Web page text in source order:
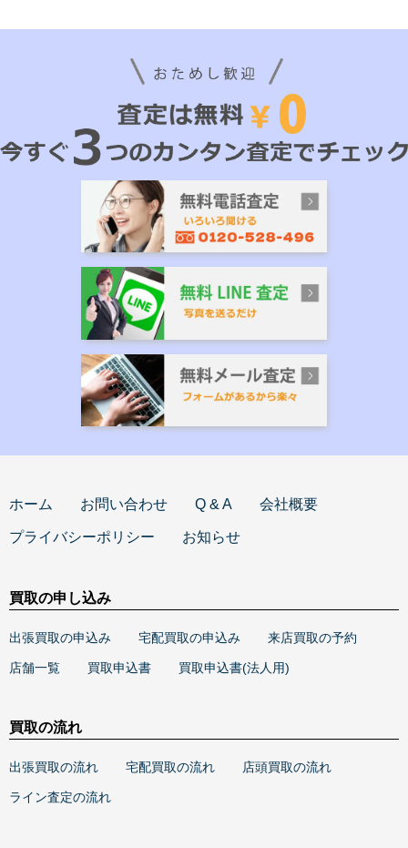
ホーム お問い合わせ Q & A 会社概要
プライバシーポリシー お知らせ
買取の申し込み
出張買取の申込み 宅配買取の申込み 来店買取の予約
店舗一覧 買取申込書 買取申込書(法人用)
買取の流れ
出張買取の流れ 宅配買取の流れ 店頭買取の流れ
ライン査定の流れ